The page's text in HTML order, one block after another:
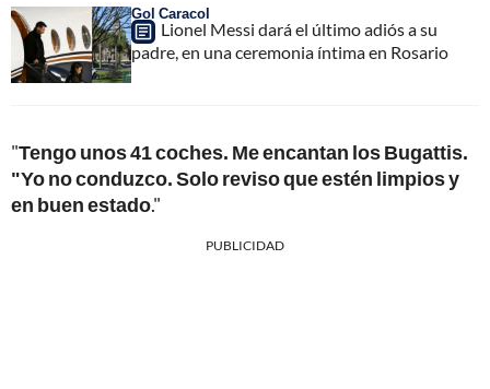
Gol Caracol
Lionel Messi dará el último adiós a su
padre, en una ceremonia íntima en Rosario
"Tengo unos 41 coches. Me encantan los Bugattis.
"Yo no conduzco. Solo reviso que estén limpios y
en buen estado."
PUBLICIDAD